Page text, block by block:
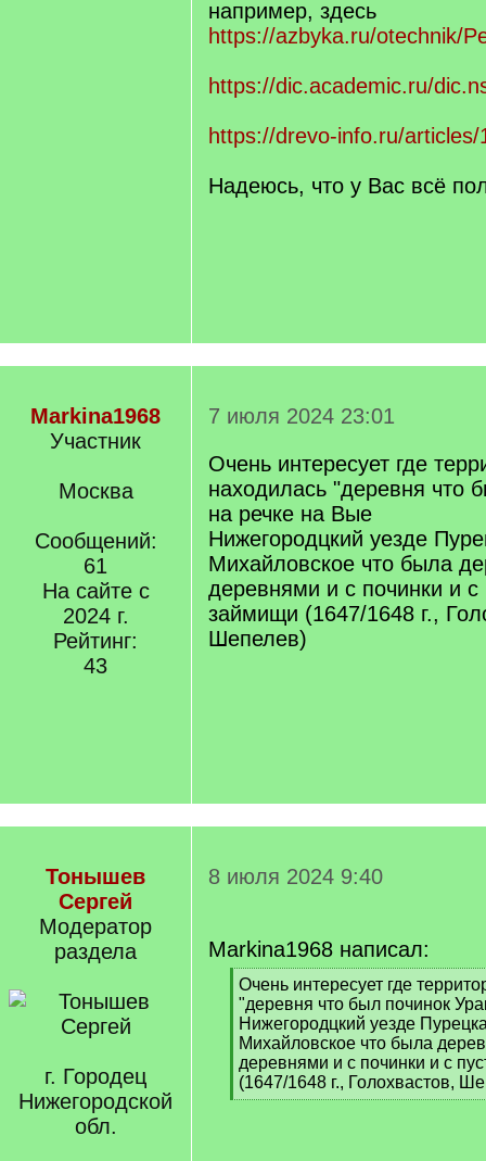
например, здесь
https://azbyka.ru/otechnik/
https://dic.academic.ru/
https://drevo-info.ru/articles/
Надеюсь, что у Вас всё
Markina1968
Участник
Москва
Сообщений:
61
На сайте с
2024 г.
Рейтинг:
43
7 июля 2024 23:01
Очень интересует где
находилась "деревня что
на речке на Вые
Нижегородцкий уезде
Михайловское что была
деревнями и с починки и
займищи (1647/1648 г.,
Шепелев)
Тонышев
Сергей
Модератор
раздела
г. Городец
Нижегородской
обл.
8 июля 2024 9:40
Markina1968 написал:
[
q
]
Очень интересует где
"деревня что был починок
Нижегородцкий уезде
Михайловское что была
деревнями и с починки и с
(1647/1648 г., Голохвастов,
[